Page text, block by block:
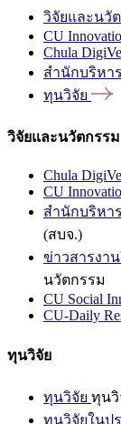
วิจัยและนวั
CU
Chula
สำนักบริหา
ทุนวิจัย
วิจัยและนวัตกรรม
Chula
CU
สำนักบริหา
(สบจ.)
ข่าวสารงา
นวัตกรรม
CU Social
CU-Daily
ทุนวิจัย
ทุนวิจัย ทุนวิ
ทุนวิจัยในป